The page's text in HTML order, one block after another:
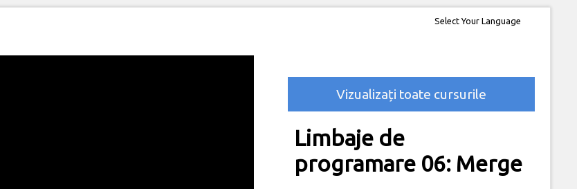
Vizualizați toate cursurile
Limbaje de
programare 06: Merge
Select Your Language